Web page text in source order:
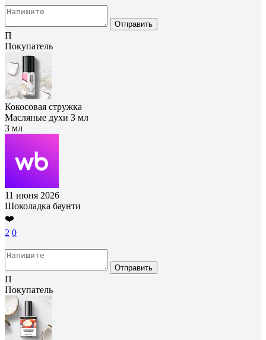
Отправить
П
Покупатель
Кокосовая стружка
Масляные духи 3 мл
3 мл
11 июня 2026
Шоколадка баунти
❤️
2 0
Отправить
П
Покупатель